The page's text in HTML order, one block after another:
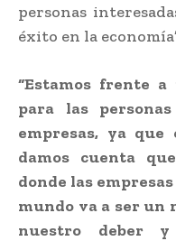
personas
éxito en la
“Estamos frente
para las
empresas, ya
damos cuenta
donde las
mundo va a ser un
nuestro deber y